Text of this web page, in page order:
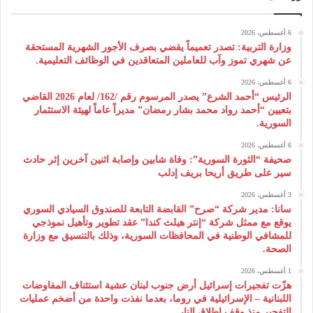
6 أغسطس، 2026
وزارة التربية: تصدر تعميماً يقضي بصرف الأجور الشهرية المستحقة
عن شهري تموز وآب للعاملين المتعاقدين في الوظائف التعليمية.
6 أغسطس، 2026
الرئيس “أحمد الشرع” يصدر المرسوم رقم /162/ لعام 2026 ‌القاضي
بتعيين “أحمد رواد محمد بشار رمضان” مديراً عاماً لهيئة ‌الاستثمار
السورية.
6 أغسطس، 2026
صحيفة “الثورة السورية”: وفاة شابين وإصابة اثنين آخرين إثر حادث
سير على طريق أريحا بريف إدلب
3 أغسطس، 2026
سانا: مدير شركة “صرح” القابضة التابعة للصندوق السيادي السوري
يوقع مع ممثل شركة “إنتر هيلث كندا” عقد تطوير وتأهيل نموذجي
للمشافي الوطنية في المحافظات السورية، وذلك بالتنسيق مع وزارة
الصحة.
1 أغسطس، 2026
هزّت تفجيرات إسرائيل أرض جنوب لبنان عشية استئناف المفاوضات
اللبنانية – الإسرائيلية في روما، بعدما نفذت واحدة من أضخم عمليات